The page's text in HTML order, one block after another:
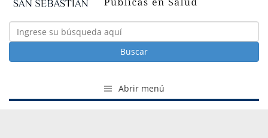
Buscar
Abrir menú